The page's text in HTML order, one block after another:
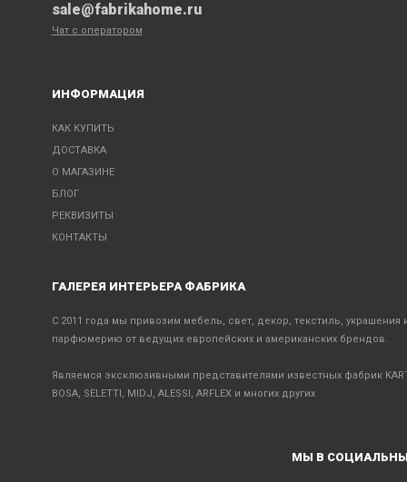
sale@fabrikahome.ru
Чат с оператором
ИНФОРМАЦИЯ
КАК КУПИТЬ
ДОСТАВКА
О МАГАЗИНЕ
БЛОГ
РЕКВИЗИТЫ
КОНТАКТЫ
ГАЛЕРЕЯ ИНТЕРЬЕРА ФАБРИКА
С 2011 года мы привозим мебель, свет, декор, текстиль, украшения
парфюмерию от ведущих европейских и американских брендов.
Являемся эксклюзивными представителями известных фабрик
BOSA, SELETTI, MIDJ, ALESSI, ARFLEX и многих других
МЫ В